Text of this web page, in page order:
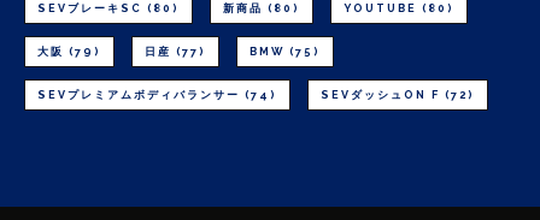
SEVブレーキSC (80) 新商品 (80) YOUTUBE (80)
大阪 (79) 日産 (77) BMW (75)
SEVプレミアムボディバランサー (74) SEVダッシュON F (72)